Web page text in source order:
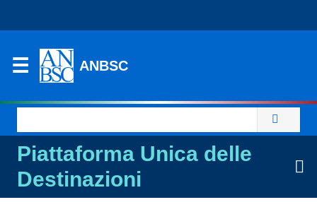
ANBSC
per:
Piattaforma Unica delle
Destinazioni